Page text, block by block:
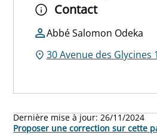
Contact
Abbé Salomon Odeka
30 Avenue des Glycines
Dernière mise à jour:26/11/2024
Proposer une correction sur cette